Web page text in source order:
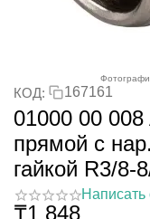
КОД: 167161
01000 00
прямой с
гайкой R3/8-
Написать
₸1 848